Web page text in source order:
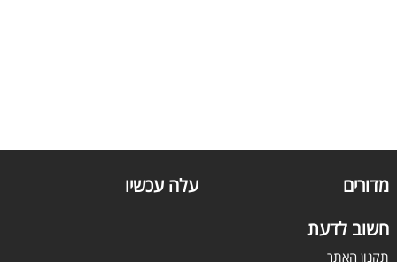
מדורים
עלה עכשיו
חשוב לדעת
תקנון האתר